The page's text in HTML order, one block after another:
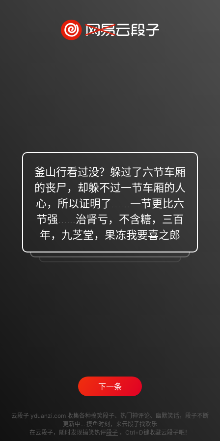
釜山行看过没？躲过了六节车厢
的丧尸，却躲不过一节车厢的人
心，所以证明了……一节更比六
节强......治肾亏，不含糖，三百
年，九芝堂，果冻我要喜之郎
下一条
云段子 yduanzi.com 收集各种搞笑段子、热门神评论、幽默笑话，段子不断
更新中... 摸鱼时刻，来云段子找欢乐
在云段子，随时发现搞笑热评段子 ，Ctrl+D键收藏云段子吧！